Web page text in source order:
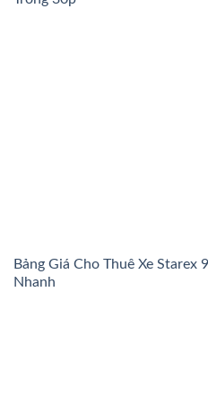
Bảng Giá Cho Thuê Xe Starex
Nhanh